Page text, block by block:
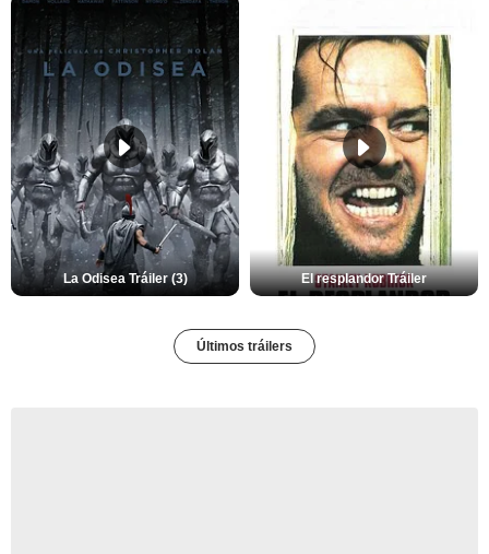
La Odisea Tráiler (3) El resplandor Tráiler
Últimos tráilers